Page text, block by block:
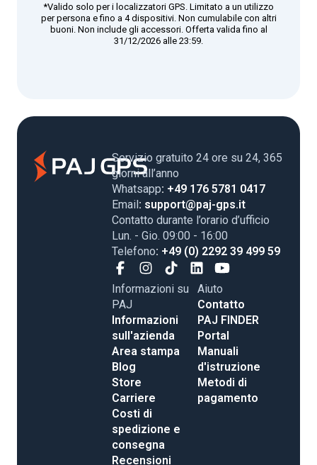
*Valido solo per i localizzatori GPS. Limitato a un utilizzo
per persona e fino a 4 dispositivi. Non cumulabile con altri
buoni. Non include gli accessori. Offerta valida fino al
31/12/2026 alle 23:59.
Servizio gratuito 24 ore su 24, 365
giorni all’anno
Whatsapp: +49 176 5781 0417
Email: support@paj-gps.it
Contatto durante l’orario d’ufficio
Lun. - Gio. 09:00 - 16:00
Telefono: +49 (0) 2292 39 499 59
Informazioni su
PAJ
Informazioni
sull'azienda
Area stampa
Blog
Store
Carriere
Costi di
spedizione e
consegna
Recensioni
Aiuto
Contatto
PAJ FINDER
Portal
Manuali
d'istruzione
Metodi di
pagamento